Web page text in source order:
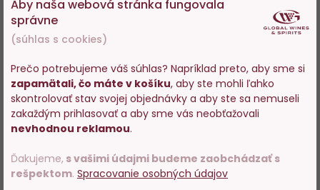
Aby naša webová stránka fungovala
správne
(súhlas s cookies)
Prečo potrebujeme váš súhlas? Napríklad preto, aby sme si
zapamätali, čo máte v košíku, aby ste mohli ľahko
skontrolovať stav svojej objednávky a aby ste sa nemuseli
zakaždým prihlasovať a aby sme vás neobťažovali
nevhodnou reklamou.
Ďakujeme, s vašimi údajmi budeme zaobchádzať s
rešpektom. Spracovanie osobných údajov
Vstupujete na stránky s
predajom alkoholu. Prosím
potvrďte, že Vám už bolo 18